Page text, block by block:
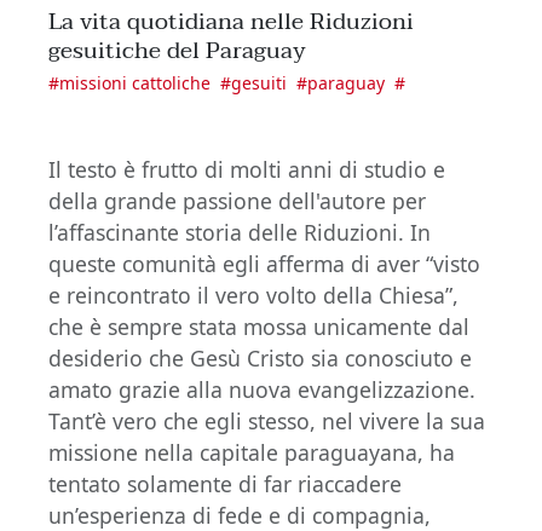
La vita quotidiana nelle Riduzioni
gesuitiche del Paraguay
#missioni cattoliche #gesuiti #paraguay #
Il testo è frutto di molti anni di studio e
della grande passione dell'autore per
l’affascinante storia delle Riduzioni. In
queste comunità egli afferma di aver “visto
e reincontrato il vero volto della Chiesa”,
che è sempre stata mossa unicamente dal
desiderio che Gesù Cristo sia conosciuto e
amato grazie alla nuova evangelizzazione.
Tant’è vero che egli stesso, nel vivere la sua
missione nella capitale paraguayana, ha
tentato solamente di far riaccadere
un’esperienza di fede e di compagnia,